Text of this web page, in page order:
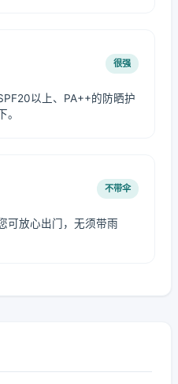
很强
以上、PA++的防晒护
。
不带伞
可放心出门，无须带雨